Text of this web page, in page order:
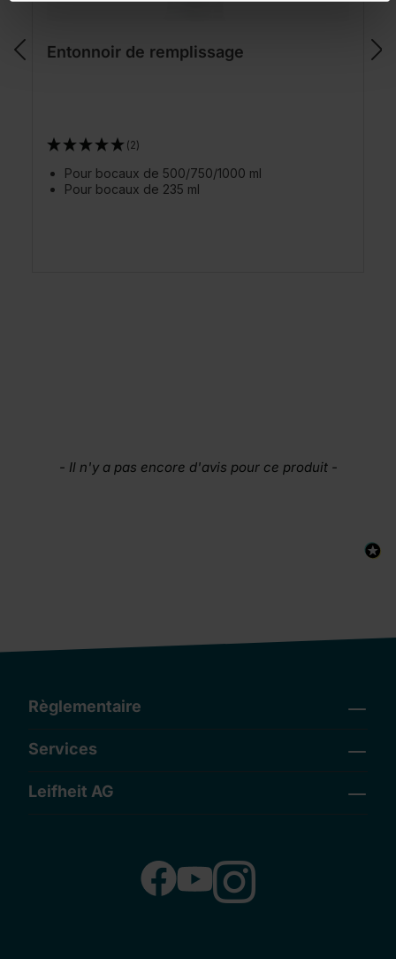
Entonnoir de remplissage
(2)
Pour bocaux de 500/750/1000 ml
Pour bocaux de 235 ml
- Il n'y a pas encore d'avis pour ce produit -
New content loaded
Règlementaire
Services
Leifheit AG